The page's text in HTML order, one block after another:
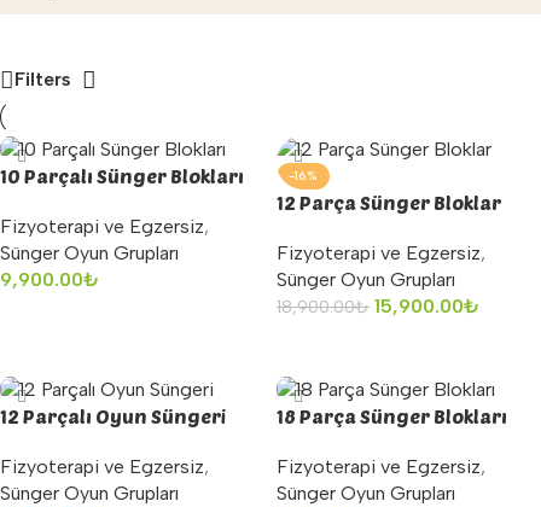
Filters
10 Parçalı Sünger Blokları
Fizyoterapi ve Egzersiz,
Sünger Oyun Grupları
9,900.00₺
-16%
12 Parça Sünger Bloklar
Fizyoterapi ve Egzersiz,
Sünger Oyun Grupları
18,900.00₺ 15,900.00₺
12 Parçalı Oyun Süngeri
Fizyoterapi ve Egzersiz,
Sünger Oyun Grupları
18 Parça Sünger Blokları
Fizyoterapi ve Egzersiz,
Sünger Oyun Grupları